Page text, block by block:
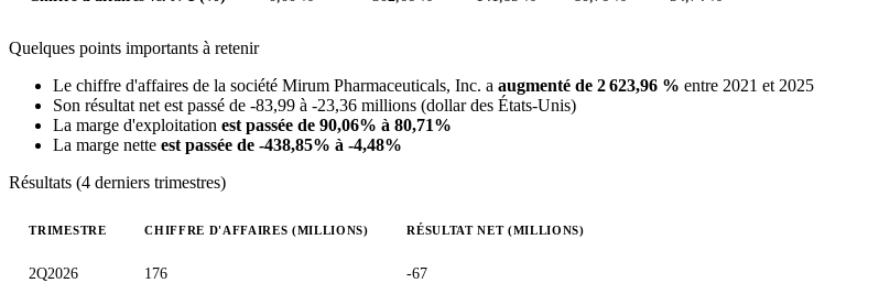
Quelques points importants à retenir
Le chiffre d'affaires de la société Mirum Pharmaceuticals, Inc. a augmenté de 2 623,96 % entre 2021 et 2025
Son résultat net est passé de -83,99 à -23,36 millions (dollar des États-Unis)
La marge d'exploitation est passée de 90,06% à 80,71%
La marge nette est passée de -438,85% à -4,48%
Résultats (4 derniers trimestres)
TRIMESTRE CHIFFRE D'AFFAIRES (MILLIONS) RÉSULTAT NET (MILLIONS)
2Q2026 176 -67